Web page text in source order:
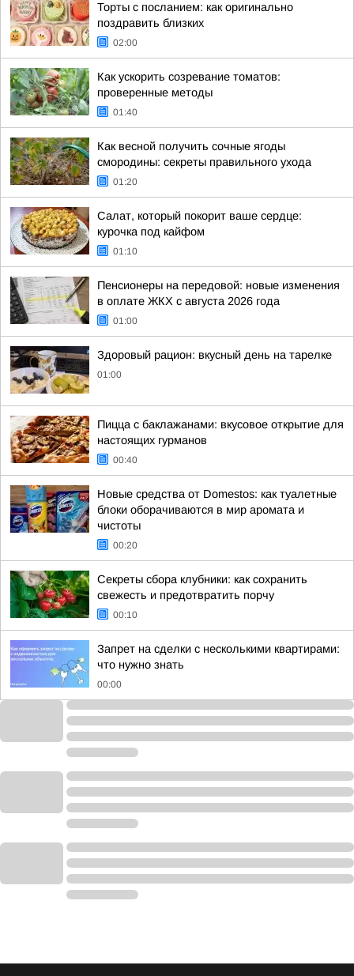
Торты с посланием: как оригинально
поздравить близких
02:00
Как ускорить созревание томатов:
проверенные методы
01:40
Как весной получить сочные ягоды
смородины: секреты правильного ухода
01:20
Салат, который покорит ваше сердце:
курочка под кайфом
01:10
Пенсионеры на передовой: новые изменения
в оплате ЖКХ с августа 2026 года
01:00
Здоровый рацион: вкусный день на тарелке
01:00
Пицца с баклажанами: вкусовое открытие для
настоящих гурманов
00:40
Новые средства от Domestos: как туалетные
блоки оборачиваются в мир аромата и
чистоты
00:20
Секреты сбора клубники: как сохранить
свежесть и предотвратить порчу
00:10
Запрет на сделки с несколькими квартирами:
что нужно знать
00:00